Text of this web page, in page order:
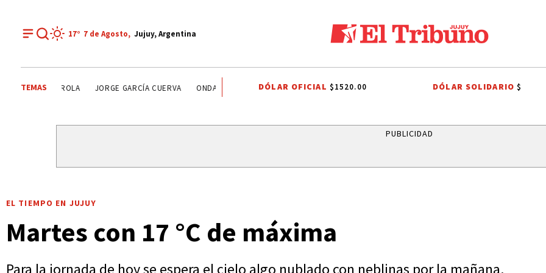
17° 7 de Agosto, Jujuy, Argentina
TEMAS GREMIOS DOCENTES RUBÉN EDUARDO RIVAROLA JORGE GARCÍA CUERVA ONDA ESTUDIANTIL SINIESTRO VIAL
DÓLAR OFICIAL $1520.00 DÓLAR SOLIDARIO$
PUBLICIDAD
EL TIEMPO EN JUJUY
Martes con 17 °C de máxima
Para la jornada de hoy se espera el cielo algo nublado con neblinas por la mañana.